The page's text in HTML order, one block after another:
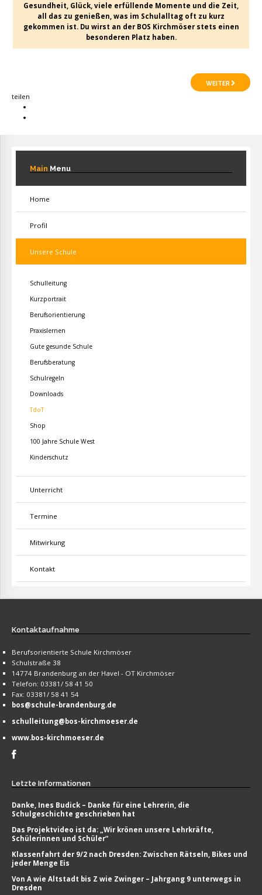
Gesundheit, Glück, viele erfüllende Momente und die Zeit,
all das zu genießen, was im Schulalltag oft zu kurz
gekommen ist. Du wirst an der BOS Kirchmöser stets einen
besonderen Platz haben.
WEITER
teilen
Main Menu
Home
Profil
Unsere Schule
Schulleitung
Kurzportrait
Berufsorientierung
Praxislernen
Gute gesunde Schule
Berufsberatung
Schulregeln
Downloads
TdoT
Shop
100 Jahre Schule West
Kinderschutz
Unterricht
Termine
Mitwirkung
Kontakt
Kontaktaufnahme
Berufsorientierte Schule Kirchmöser
Schulstraße 38
14774 Brandenburg an der Havel - OT Kirchmöser
Telefon: 03381/ 58 41 50
Fax: 03381/ 58 41 54
bos@schule-brandenburg.de
schulleitung@bos-kirchmoeser.de
www.bos-kirchmoeser.de
Letzte Informationen
Danke, Ines Budick – Danke für eine Lehrerin, die
Schulgeschichte geschrieben hat
Das Projektvideo ist da: „Wir krönen unsere Lehrkräfte,
Schülerinnen und Schüler“
Klassenfahrt der 9/2 nach Dresden: Zwischen Rätseln, Bikes und
jeder Menge Eis
Von A wie Altstadt bis Z wie Zwinger – Jahrgang 9 unterwegs in
Dresden